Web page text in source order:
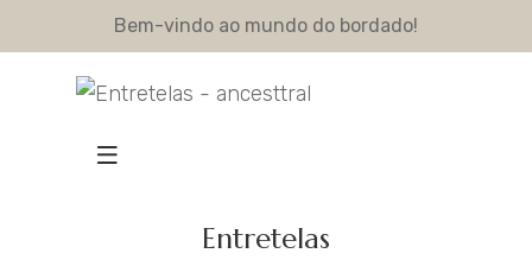
Bem-vindo ao mundo do bordado!
Entretelas